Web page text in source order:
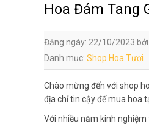
Hoa Đám Tang
Đăng ngày: 22/10/2023
Danh mục: Shop Hoa Tươi
Chào mừng đến với shop
địa chỉ tin cậy để mua hoa
Với nhiều năm kinh